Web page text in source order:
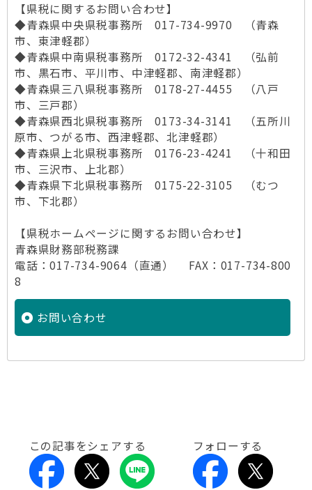
【県税に関するお問い合わせ】
◆青森県中央県税事務所 017-734-9970 （青森
市、東津軽郡）
◆青森県中南県税事務所 0172-32-4341 （弘前
市、黒石市、平川市、中津軽郡、南津軽郡）
◆青森県三八県税事務所 0178-27-4455 （八戸
市、三戸郡）
◆青森県西北県税事務所 0173-34-3141 （五所川
原市、つがる市、西津軽郡、北津軽郡）
◆青森県上北県税事務所 0176-23-4241 （十和田
市、三沢市、上北郡）
◆青森県下北県税事務所 0175-22-3105 （むつ
市、下北郡）
【県税ホームページに関するお問い合わせ】
青森県財務部税務課
電話：017-734-9064（直通） FAX：017-734-800
8
お問い合わせ
この記事をシェアする フォローする